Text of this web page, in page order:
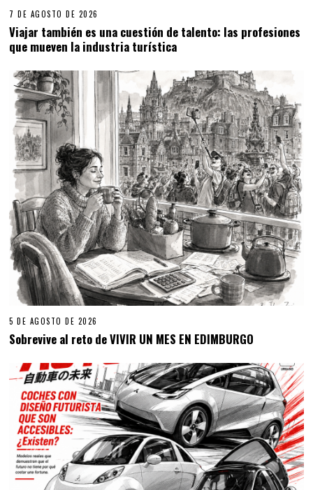
7 DE AGOSTO DE 2026
Viajar también es una cuestión de talento: las profesiones
que mueven la industria turística
5 DE AGOSTO DE 2026
Sobrevive al reto de VIVIR UN MES EN EDIMBURGO